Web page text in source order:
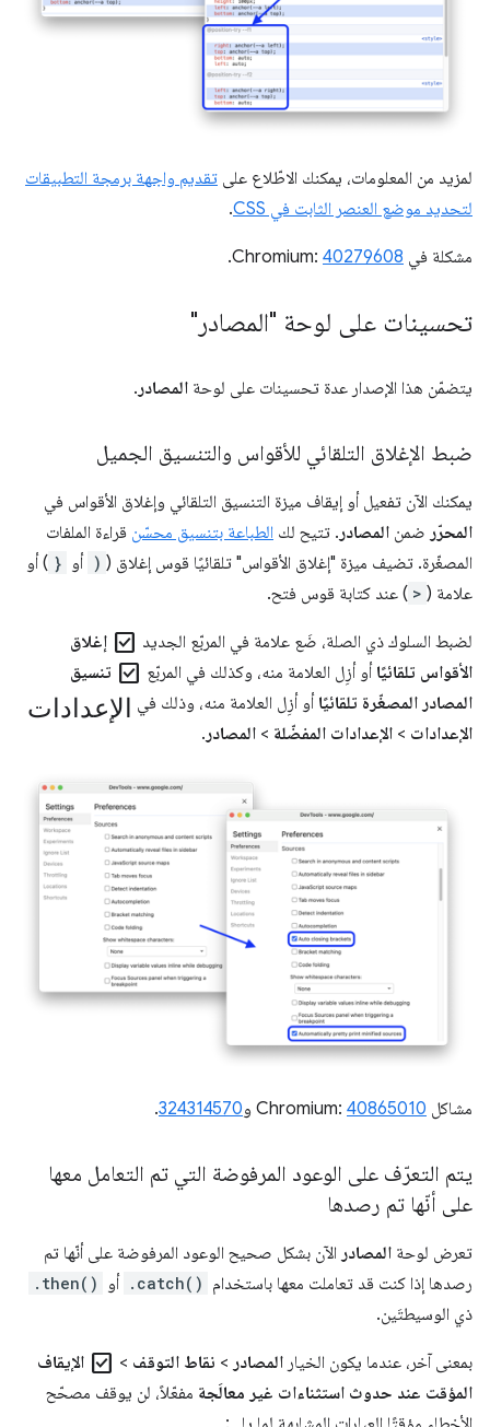
لمزيد من المعلومات، يمكنك الاطّلاع على تقديم واجهة برمجة التطبيقات
لتحديد موضع العنصر الثابت في CSS
.
مشكلة في Chromium: 40279608
.
تحسينات على لوحة "المصادر"
يتضمّن هذا الإصدار عدة تحسينات على لوحة المصادر .
ضبط الإغلاق التلقائي للأقواس والتنسيق الجميل
يمكنك الآن تفعيل أو إيقاف ميزة التنسيق التلقائي وإغلاق الأقواس في
المحرّر ضمن المصادر . تتيح لك الطباعة بتنسيق محسّن قراءة الملفات
المصغّرة. تضيف ميزة "إغلاق الأقواس" تلقائيًا قوس إغلاق ( ) أو } ) أو
علامة ( > ) عند كتابة قوس فتح.
لضبط السلوك ذي الصلة، ضَع علامة في المربّع الجديد check_box إغلاق
الأقواس تلقائيًا أو أزِل العلامة منه، وكذلك في المربّع check_box تنسيق
المصادر المصغّرة تلقائيًا أو أزِل العلامة منه، وذلك في الإعدادات
الإعدادات > الإعدادات المفضّلة > المصادر .
مشاكل Chromium: 40865010 و324314570
.
يتم التعرّف على الوعود المرفوضة التي تم التعامل معها
على أنّها تم رصدها
تعرض لوحة المصادر الآن بشكل صحيح الوعود المرفوضة على أنّها تم
رصدها إذا كنت قد تعاملت معها باستخدام .catch() أو .then()
ذي الوسيطتَين.
بمعنى آخر، عندما يكون الخيار المصادر > نقاط التوقف >
check_box الإيقاف
المؤقت عند حدوث استثناءات غير معالَجة مفعّلاً، لن يوقف مصحّح